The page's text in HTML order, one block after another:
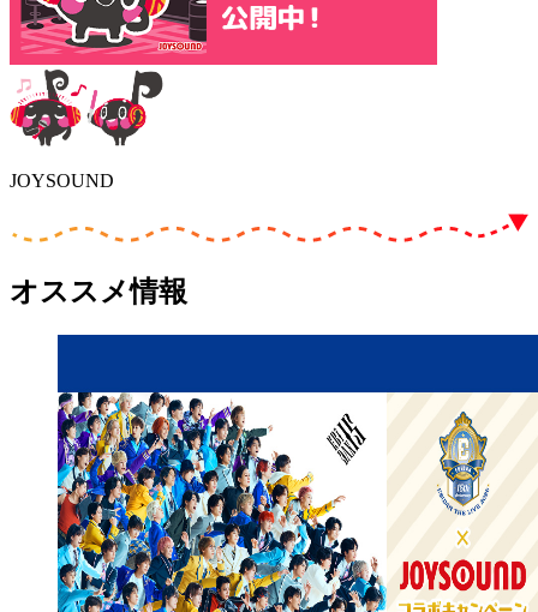
JOYSOUND
オススメ情報